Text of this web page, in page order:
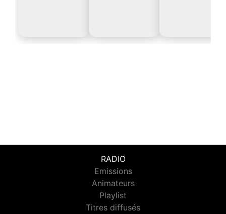
RADIO
Emissions
Animateurs
Playlist
Titres diffusés